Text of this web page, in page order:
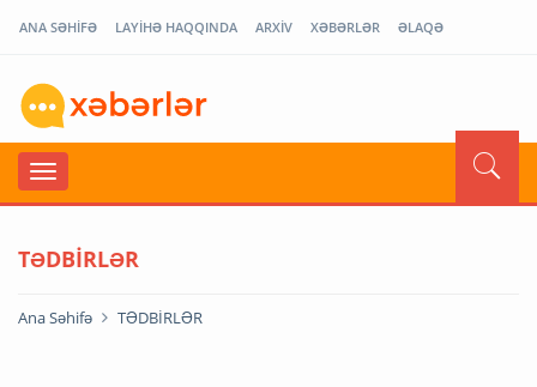
ANA SƏHİFƏ LAYİHƏ HAQQINDA ARXİV XƏBƏRLƏR ƏLAQƏ
TƏDBİRLƏR
Ana Səhifə TƏDBİRLƏR